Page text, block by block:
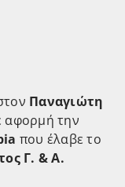
Παναγιώτη
αφορμή την
που έλαβε το
Γ. & Α.